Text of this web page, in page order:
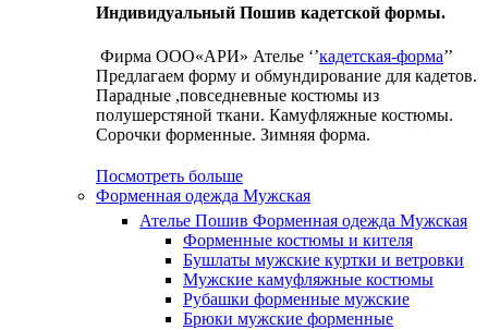
Индивидуальный Пошив кадетской формы.
Фирма ООО«АРИ» Ателье ‘’кадетская-форма’’
Предлагаем форму и обмундирование для кадетов.
Парадные ,повседневные костюмы из
полушерстяной ткани. Камуфляжные костюмы.
Сорочки форменные. Зимняя форма.
Посмотреть больше
Форменная одежда Мужская
Ателье Пошив Форменная одежда Мужская
Форменные костюмы и кителя
Бушлаты мужские куртки и ветровки
Мужские камуфляжные костюмы
Рубашки форменные мужские
Брюки мужские форменные